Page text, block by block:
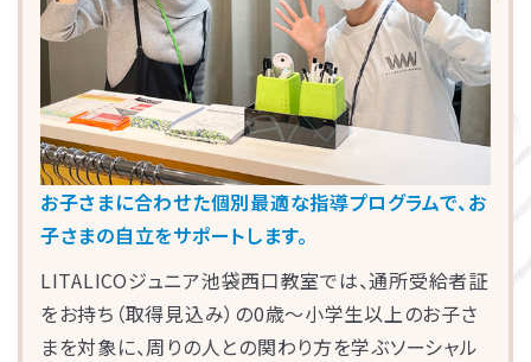
LITALICO研究所
お子さまに合わせた個別最適な指導プログラムで、お
子さまの自立をサポートします。
LITALICOジュニア池袋西口教室では、通所受給者証
をお持ち（取得見込み）の0歳～小学生以上のお子さ
まを対象に、周りの人との関わり方を学ぶソーシャル
他にも発達障害児教育の分野において専門性の高
いスーパーバイザーが多数在籍し、各教室の指導
員の育成・サポートを行っています。